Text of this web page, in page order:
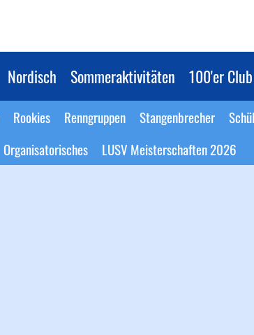
Nordisch Sommeraktivitäten 100'er Club
Rookies Renngruppen Stangenbrecher
Organisatorisches
LUSV Meisterschaften 2026